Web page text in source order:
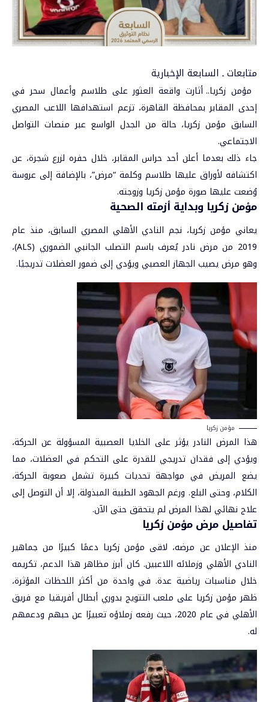
متابعات ـ السابعة الإخبارية
مؤمن زكريا.. أثارت واقعة العثور على طلاسم وأعمال سحر في
إحدى المقابر بمحافظة القاهرة، تزعم استهدافها اللاعب المصري
السابق مؤمن زكريا، حالة من الجدل الواسع عبر منصات التواصل
الاجتماعي.
جاء ذلك بعدما أعلن أحد حراس المقابر، خلال حفره لزرع شجرة، عن
اكتشافه لأوراق عليها طلاسم وكلمة “مرض”، بالإضافة إلى عروسة
وُضعت عليها صورة مؤمن زكريا وزوجته.
مؤمن زكريا وبداية أزمته الصحية
يعاني مؤمن زكريا، نجم النادي الأهلي المصري السابق، منذ عام
2019 من مرض نادر يُعرف باسم التصلب الجانبي الضموري (ALS)،
وهو مرض يصيب الجهاز العصبي ويؤدي إلى ضمور العضلات تدريجيًا.
مؤمن زكريا
هذا المرض النادر يؤثر على الخلايا العصبية المسؤولة عن الحركة،
ويؤدي إلى فقدان تدريجي للقدرة على التحكم في العضلات، مما
يضع المريض في مواجهة تحديات كبيرة تشمل صعوبة الحركة،
الكلام، وحتى البلع. ورغم الجهود الطبية المبذولة، إلا أن التوصل إلى
علاج نهائي لهذا المرض لم يتحقق حتى الآن.
تفاصيل مرض مؤمن زكريا
منذ الإعلان عن مرضه، لاقى مؤمن زكريا دعمًا كبيرًا من جماهير
النادي الأهلي وزملائه اللاعبين. كان أبرز مظاهر هذا الدعم، تكريمه
خلال مناسبات رياضية عدة. في واحدة من أكثر اللحظات المؤثرة،
ظهر مؤمن زكريا على ملعب التتويج بدوريأبطال أفريقيا مع فريق
الأهلي في عام 2020، حيث رفعه زملاؤه تعبيرًا عن حبهم ودعمهم
له.